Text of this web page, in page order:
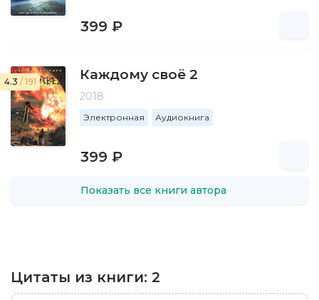
399 ₽
4.3 / 191 Каждому своё 2
2018
Электронная Аудиокнига
399 ₽
Показать все книги автора
Цитаты из книги: 2